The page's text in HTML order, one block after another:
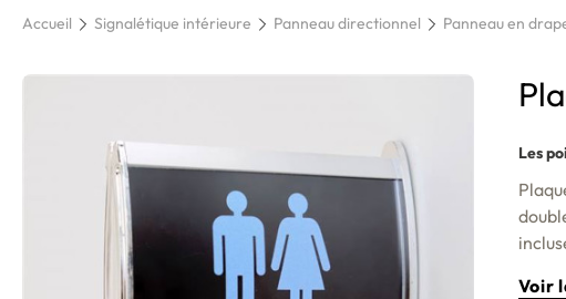
Accueil Signalétique intérieure Panneau directionnel Panneau en
Les
Voir